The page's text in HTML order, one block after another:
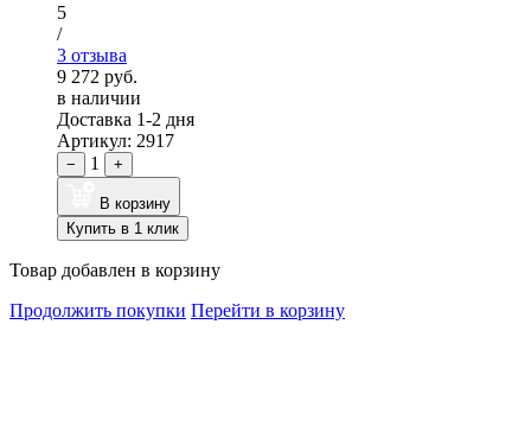
5
/
3 отзыва
9 272 руб.
в наличии
Доставка 1-2 дня
Артикул: 2917
− 1 +
В корзину
Купить в 1 клик
Товар добавлен в корзину
Продолжить покупки Перейти в корзину